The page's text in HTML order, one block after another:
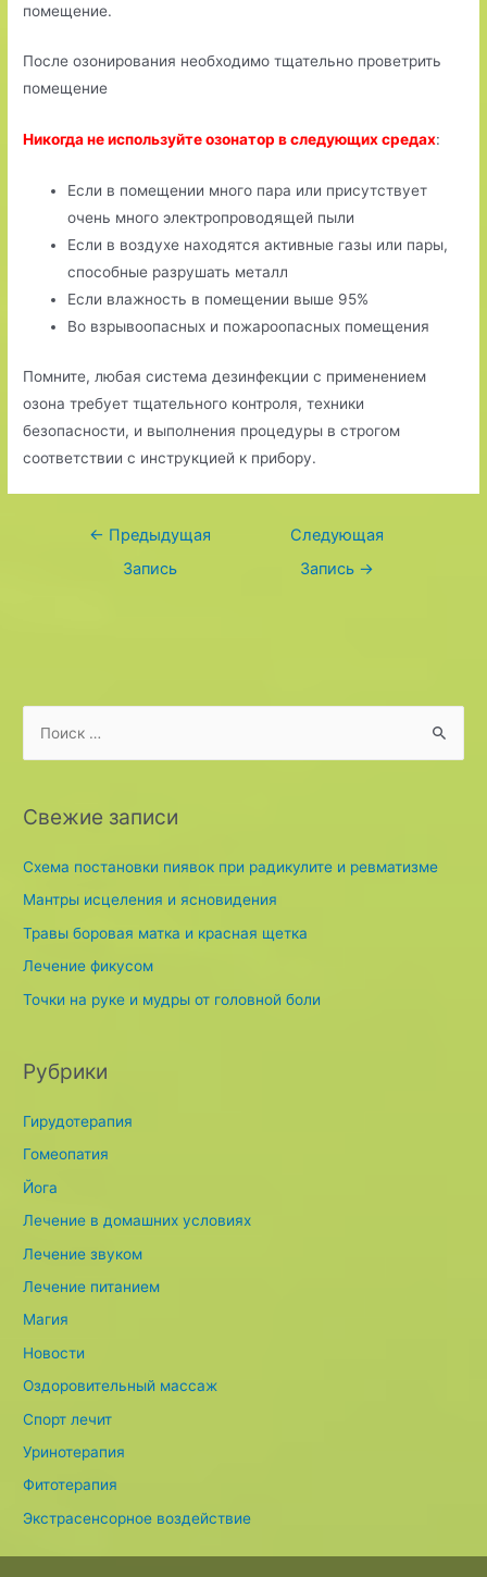
помещение.
После озонирования необходимо тщательно проветрить
помещение
Никогда не используйте озонатор в следующих средах:
Если в помещении много пара или присутствует
очень много электропроводящей пыли
Если в воздухе находятся активные газы или пары,
способные разрушать металл
Если влажность в помещении выше 95%
Во взрывоопасных и пожароопасных помещения
Помните, любая система дезинфекции с применением
озона требует тщательного контроля, техники
безопасности, и выполнения процедуры в строгом
соответствии с инструкцией к прибору.
Навигация
← Предыдущая
Запись
Следующая
Запись →
r
h
f
o
Свежие записи
Схема постановки пиявок при радикулите и ревматизме
Мантры исцеления и ясновидения
Травы боровая матка и красная щетка
Лечение фикусом
Точки на руке и мудры от головной боли
Рубрики
Гирудотерапия
Гомеопатия
Йога
Лечение в домашних условиях
Лечение звуком
Лечение питанием
Магия
Новости
Оздоровительный массаж
Спорт лечит
Уринотерапия
Фитотерапия
Экстрасенсорное воздействие